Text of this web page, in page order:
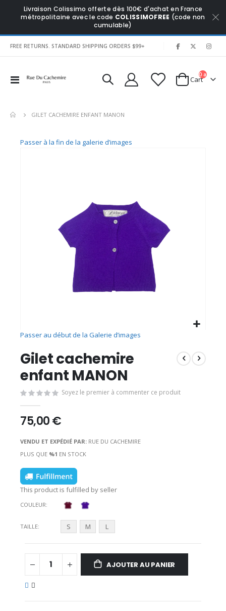
Livraison Colissimo offerte dès 100€ d'achat en France
métropolitaine avec le code COLISSIMOFREE (code non
cumulable)
FREE RETURNS. STANDARD SHIPPING ORDERS $99+
Affichage
Cart
0 articles
GILET CACHEMIRE ENFANT MANON
Passer à la fin de la galerie d’images
Passer au début de la Galerie d’images
Gilet cachemire
enfant MANON
Soyez le premier à commenter ce produit
75,00 €
VENDU ET EXPÉDIÉ PAR: RUE DU CACHEMIRE
PLUS QUE %1 EN STOCK
This product is fulfilled by seller
COULEUR
TAILLE S M L
AJOUTER AU PANIER